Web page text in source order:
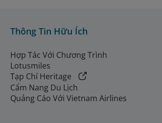
Thông Tin Hữu Ích
Hợp Tác Với Chương Trình
Lotusmiles
Tạp Chí Heritage
Cẩm Nang Du Lịch
Quảng Cáo Với Vietnam Airlines